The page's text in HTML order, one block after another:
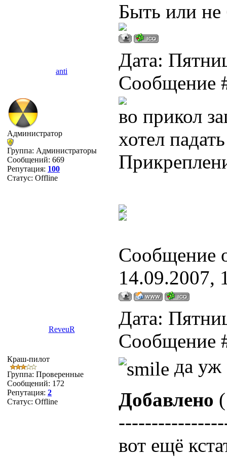
Быть или не
anti
Дата:
Сообщение
Администратор
Группа: Администраторы
Сообщений: 669
Репутация: 100
Статус: Offline
во прикол
хотел
Сообщение
14.09.2007,
ReveuR
Дата:
Сообщение
Краш-пилот
Группа: Проверенные
Сообщений: 172
Репутация: 2
Статус: Offline
да уж
Добавлено
вот ещё